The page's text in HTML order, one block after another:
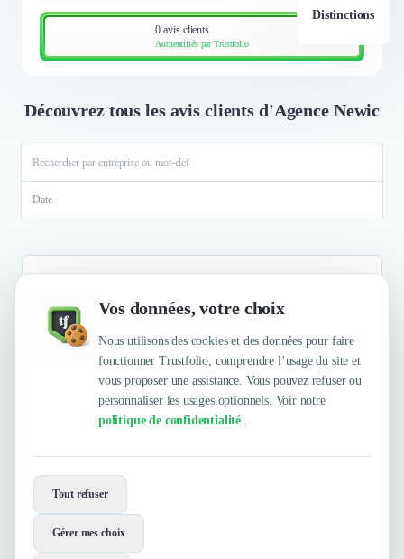
Vos données, votre choix
Nous utilisons des cookies et des données pour faire
fonctionner Trustfolio, comprendre l’usage du site et
vous proposer une assistance. Vous pouvez refuser ou
personnaliser les usages optionnels. Voir notre
politique de confidentialité .
Tout refuser
Gérer mes choix
Distinctions
0 avis clients
Authentifiés par Trustfolio
Découvrez tous les avis clients d'Agence Newic
Date
Aucun résultat
Contactez-les maintenant !